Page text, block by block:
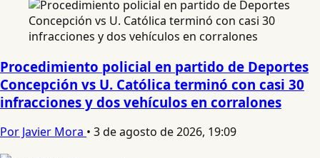
Procedimiento policial en partido de Deportes
Concepción vs U. Católica terminó con casi 30
infracciones y dos vehículos en corralones
Por Javier Mora • 3 de agosto de 2026, 19:09